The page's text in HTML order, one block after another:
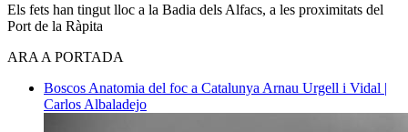
Els fets han tingut lloc a la Badia dels Alfacs, a les proximitats del
Port de la Ràpita
ARA A PORTADA
Boscos Anatomia del foc a Catalunya Arnau Urgell i Vidal |
Carlos Albaladejo